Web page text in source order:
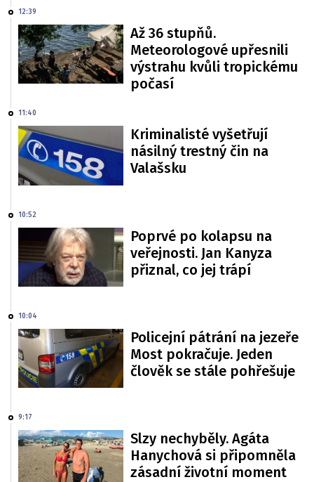
12:39
Až 36 stupňů.
Meteorologové upřesnili
výstrahu kvůli tropickému
počasí
11:40
Kriminalisté vyšetřují
násilný trestný čin na
Valašsku
10:52
Poprvé po kolapsu na
veřejnosti. Jan Kanyza
přiznal, co jej trápí
10:04
Policejní pátrání na jezeře
Most pokračuje. Jeden
člověk se stále pohřešuje
9:17
Slzy nechyběly. Agáta
Hanychová si připomněla
zásadní životní moment